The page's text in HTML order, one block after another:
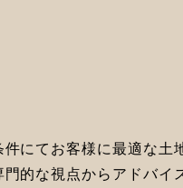
にてお客様に最適な土
的な視点からアドバイ